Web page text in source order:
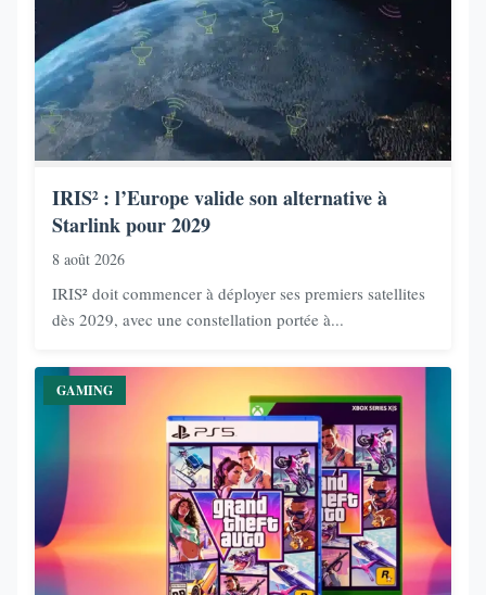
IRIS² : l’Europe valide son alternative à
Starlink pour 2029
8 août 2026
IRIS² doit commencer à déployer ses premiers satellites
dès 2029, avec une constellation portée à...
GAMING